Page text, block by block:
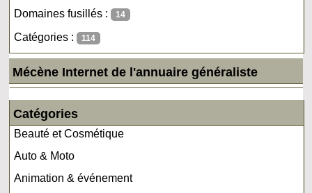
Domaines fusillés : 14
Catégories : 114
Mécène Internet de l'annuaire généraliste
Catégories
Beauté et Cosmétique
Auto & Moto
Animation & événement